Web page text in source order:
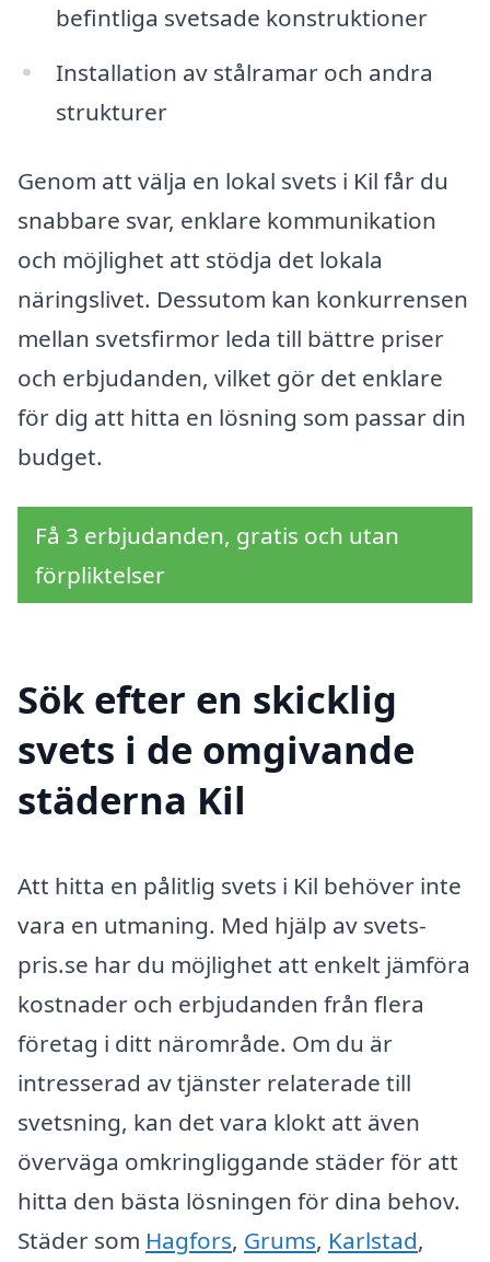
befintliga svetsade konstruktioner
Installation av stålramar och andra
strukturer
Genom att välja en lokal svets i Kil får du
snabbare svar, enklare kommunikation
och möjlighet att stödja det lokala
näringslivet. Dessutom kan konkurrensen
mellan svetsfirmor leda till bättre priser
och erbjudanden, vilket gör det enklare
för dig att hitta en lösning som passar din
budget.
Få 3 erbjudanden, gratis och utan
förpliktelser
Sök efter en skicklig
svets i de omgivande
städerna Kil
Att hitta en pålitlig svets i Kil behöver inte
vara en utmaning. Med hjälp av svets-
pris.se har du möjlighet att enkelt jämföra
kostnader och erbjudanden från flera
företag i ditt närområde. Om du är
intresserad av tjänster relaterade till
svetsning, kan det vara klokt att även
överväga omkringliggande städer för att
hitta den bästa lösningen för dina behov.
Städer som Hagfors, Grums, Karlstad,